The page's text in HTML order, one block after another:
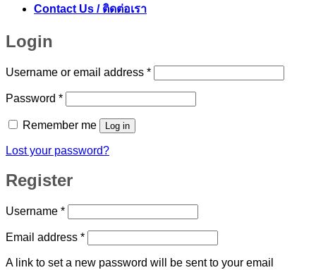
Contact Us / ติดต่อเรา
Login
Username or email address *Required
Password *Required
Remember me Log in
Lost your password?
Register
Username *Required
Email address *Required
A link to set a new password will be sent to your email